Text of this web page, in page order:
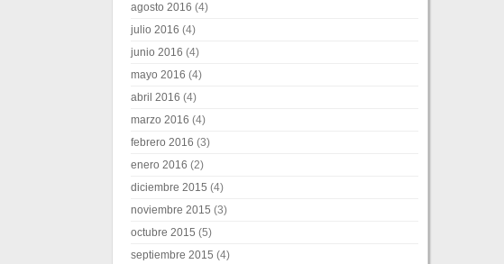
agosto 2016 (4)
julio 2016 (4)
junio 2016 (4)
mayo 2016 (4)
abril 2016 (4)
marzo 2016 (4)
febrero 2016 (3)
enero 2016 (2)
diciembre 2015 (4)
noviembre 2015 (3)
octubre 2015 (5)
septiembre 2015 (4)